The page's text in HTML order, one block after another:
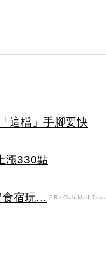
這檔」手腳要快
漲330點
宿玩... PR・Club Med